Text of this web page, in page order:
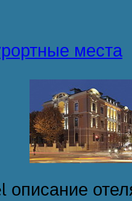
места
описание